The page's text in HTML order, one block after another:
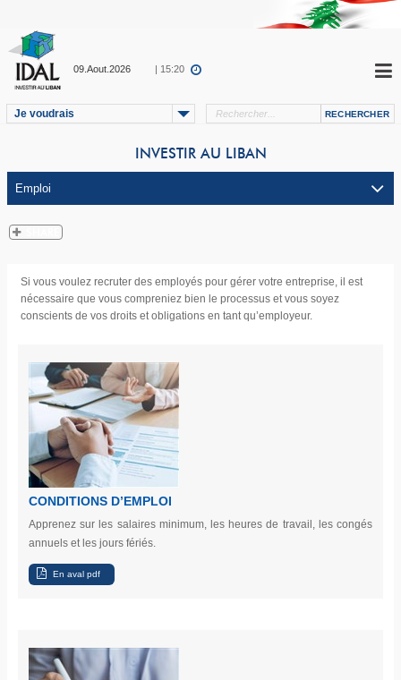
09.Aout.2026 | 15:20
Je voudrais
INVESTIR AU LIBAN
Si vous voulez recruter des employés pour gérer votre entreprise, il est
nécessaire que vous compreniez bien le processus et vous soyez
conscients de vos droits et obligations en tant qu’employeur.
CONDITIONS D’EMPLOI
Apprenez sur les salaires minimum, les heures de travail, les congés
annuels et les jours fériés.